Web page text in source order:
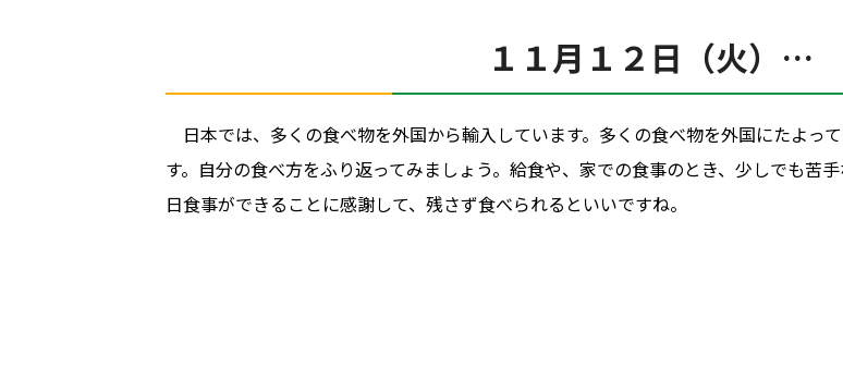
１１月１２日（火）…
日本では、多くの食べ物を外国から輸入しています。多くの食べ物を外国にたよっ
す。自分の食べ方をふり返ってみましょう。給食や、家での食事のとき、少しでも苦
日食事ができることに感謝して、残さず食べられるといいですね。